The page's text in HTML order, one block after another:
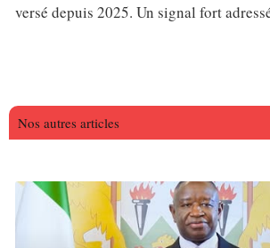
versé depuis 2025. Un signal fort
Nos autres articles